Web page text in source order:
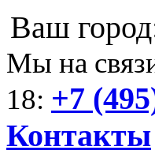
Ваш
Мы на
18: +7
Контакты